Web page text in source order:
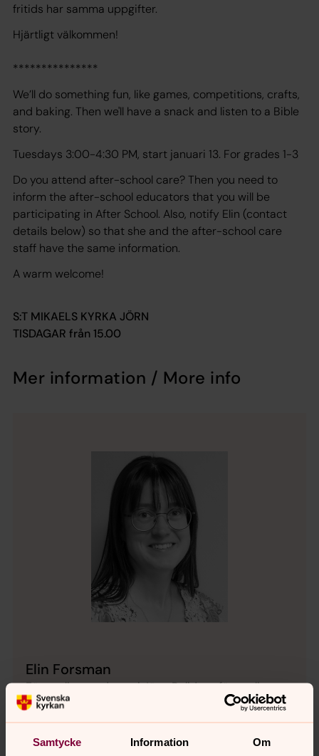
Samtycke Information Om
fritids har samma uppgifter.
Hjärtligt välkommen!
***************
We’ll do something fun, like games, competitions, crafts,
and baking. Then we'll have a snack and listen to a Bible
story.
Tuesdays 3:00-4:30 PM, start januari 13. For grades 1-3
Do you attend after-school care? Then you need to
inform the after-school educators that you will be
participating in After School. Also, notify Elin (contact
details below) so that she and the after-school care
staff have the same information.
A warm welcome!
S:T MIKAELS KYRKA JÖRN
TISDAGAR från 15.00
Mer information / More info
Elin Forsman
Församlingspedagog i Jörn-Bolidens församling,
Svenska kyrkan Skellefteå
E-post:elin.forsman@svenskakyrkan.se